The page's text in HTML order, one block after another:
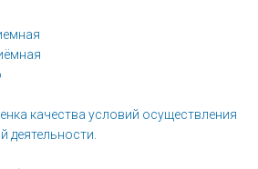
качества условий осуществления
деятельности.